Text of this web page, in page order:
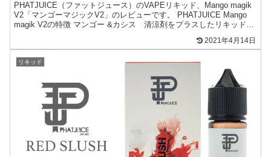
PHATJUICE（ファットジュース）のVAPEリキッド、Mango magik
V2「マンゴーマジックV2」のレビューです。 PHATJUICE Mango
magik V2の特徴 マンゴー &カシス 清涼剤をプラスしたリキッド詳
2021年4月14日
リキッド